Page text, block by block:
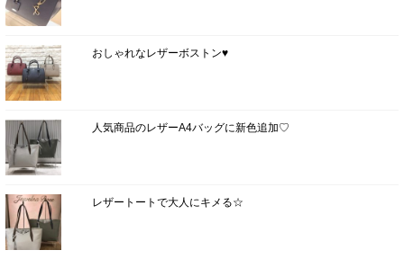
おしゃれなレザーボストン♥
人気商品のレザーA4バッグに新色追加♡
レザートートで大人にキメる☆